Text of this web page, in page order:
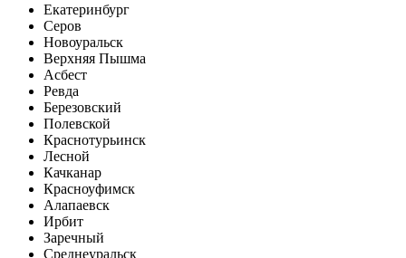
Екатеринбург
Серов
Новоуральск
Верхняя Пышма
Асбест
Ревда
Березовский
Полевской
Краснотурьинск
Лесной
Качканар
Красноуфимск
Алапаевск
Ирбит
Заречный
Среднеуральск